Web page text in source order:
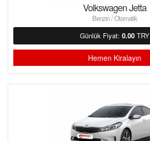
Volkswagen Jetta
Benzin / Otomatik
Günlük Fiyat: 0.00 TRY
Hemen Kiralayın